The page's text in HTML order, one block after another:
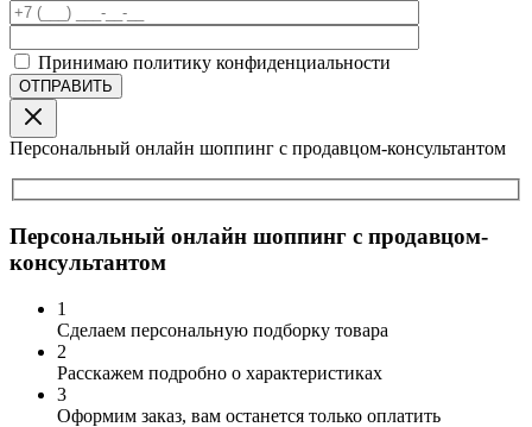
Принимаю политику конфиденциальности
Персональный онлайн шоппинг с продавцом-консультантом
Персональный онлайн шоппинг с продавцом-
консультантом
1
Сделаем персональную подборку товара
2
Расскажем подробно о характеристиках
3
Оформим заказ, вам останется только оплатить